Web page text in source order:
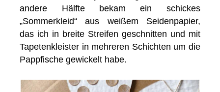
andere Hälfte bekam ein schickes
„Sommerkleid“ aus weißem Seidenpapier,
das ich in breite Streifen geschnitten und mit
Tapetenkleister in mehreren Schichten um die
Pappfische gewickelt habe.